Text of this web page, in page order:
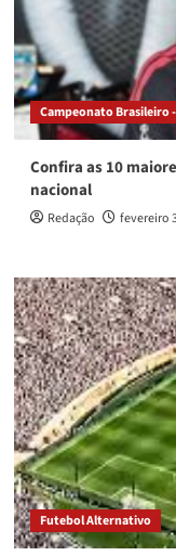
Campeonato Brasileiro
Confira as 10
nacional
Redação fevereiro
Futebol Alternativo